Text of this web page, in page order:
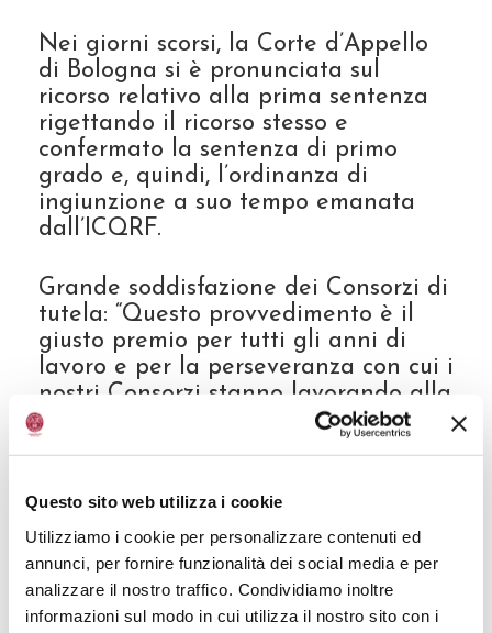
Questo sito web utilizza i cookie
Utilizziamo i cookie per personalizzare contenuti ed
annunci, per fornire funzionalità dei social media e per
analizzare il nostro traffico. Condividiamo inoltre
informazioni sul modo in cui utilizza il nostro sito con i
Nei giorni scorsi, la Corte d’Appello
di Bologna si è pronunciata sul
ricorso relativo alla prima sentenza
rigettando il ricorso stesso e
confermato la sentenza di primo
grado e, quindi, l’ordinanza di
ingiunzione a suo tempo emanata
dall’ICQRF.
Grande soddisfazione dei Consorzi di
tutela: “Questo provvedimento è il
giusto premio per tutti gli anni di
lavoro e per la perseveranza con cui i
nostri Consorzi stanno lavorando alla
tutela delle denominazioni, dei
produttori, dei consumatori e del
due Presidenti Enrico Corsini e
Mariangela Grosoli, “siamo
consapevoli che il lavoro non è finito
e che ancora c’è tanto da fare, ma
questo successo di dà l’energia